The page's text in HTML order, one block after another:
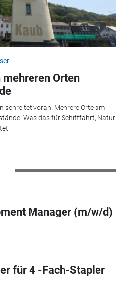
mehreren Orten
schreitet voran: Mehrere Orte am
Was das für Schifffahrt, Natur
Manager (m/w/d)
für 4 -Fach-Stapler